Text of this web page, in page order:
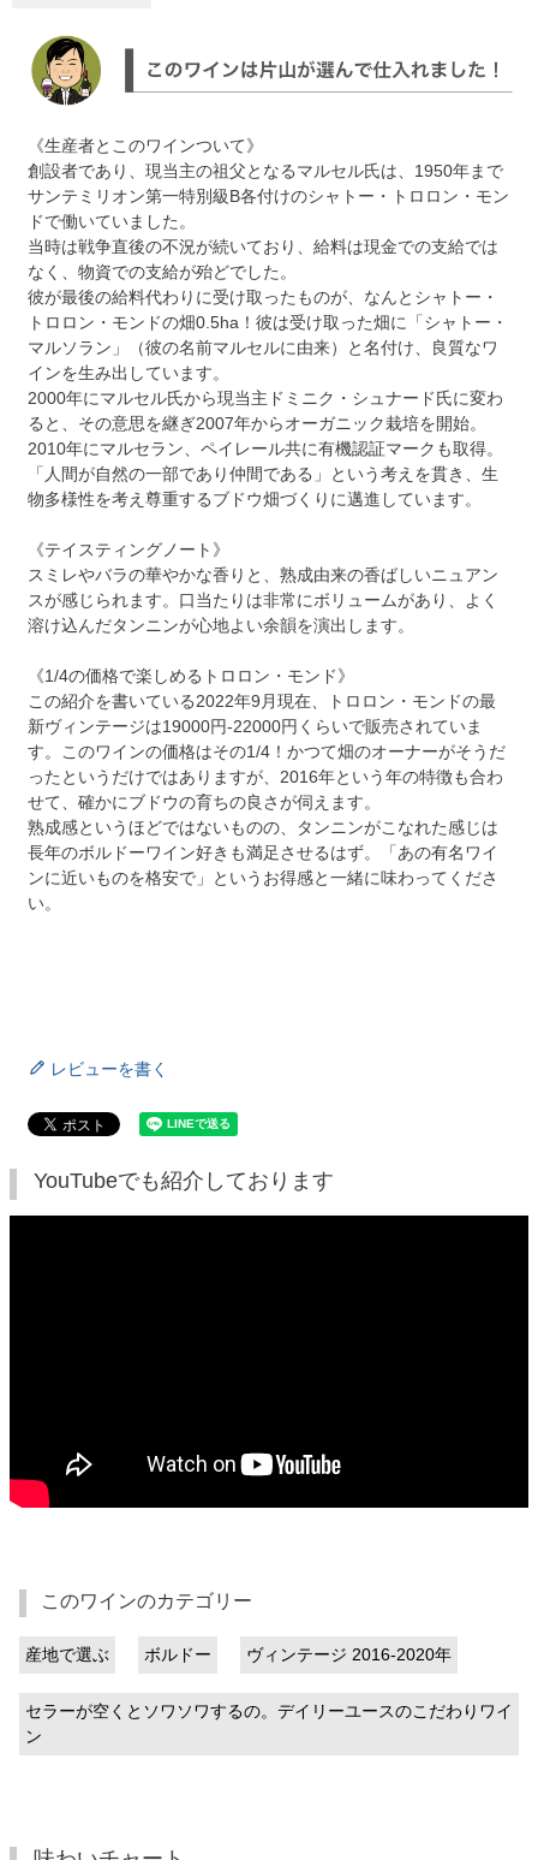
《生産者とこのワインついて》
創設者であり、現当主の祖父となるマルセル氏は、1950年まで
サンテミリオン第一特別級B各付けのシャトー・トロロン・モン
ドで働いていました。
当時は戦争直後の不況が続いており、給料は現金での支給では
なく、物資での支給が殆どでした。
彼が最後の給料代わりに受け取ったものが、なんとシャトー・
トロロン・モンドの畑0.5ha！彼は受け取った畑に「シャトー・
マルソラン」（彼の名前マルセルに由来）と名付け、良質なワ
インを生み出しています。
2000年にマルセル氏から現当主ドミニク・シュナード氏に変わ
ると、その意思を継ぎ2007年からオーガニック栽培を開始。
2010年にマルセラン、ペイレール共に有機認証マークも取得。
「人間が自然の一部であり仲間である」という考えを貫き、生
物多様性を考え尊重するブドウ畑づくりに邁進しています。
《テイスティングノート》
スミレやバラの華やかな香りと、熟成由来の香ばしいニュアン
スが感じられます。口当たりは非常にボリュームがあり、よく
溶け込んだタンニンが心地よい余韻を演出します。
《1/4の価格で楽しめるトロロン・モンド》
この紹介を書いている2022年9月現在、トロロン・モンドの最
新ヴィンテージは19000円-22000円くらいで販売されていま
す。このワインの価格はその1/4！かつて畑のオーナーがそうだ
ったというだけではありますが、2016年という年の特徴も合わ
せて、確かにブドウの育ちの良さが伺えます。
熟成感というほどではないものの、タンニンがこなれた感じは
長年のボルドーワイン好きも満足させるはず。「あの有名ワイ
ンに近いものを格安で」というお得感と一緒に味わってくださ
い。
レビューを書く
YouTubeでも紹介しております
このワインのカテゴリー
産地で選ぶ ボルドー ヴィンテージ 2016-2020年
セラーが空くとソワソワするの。デイリーユースのこだわりワイ
ン